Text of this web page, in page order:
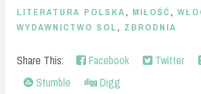
LITERATURA POLSKA, MIŁOŚĆ ,
WYDAWNICTWO SOL, ZBRODNIA
Share This: Facebook Twitter
Stumble
Digg